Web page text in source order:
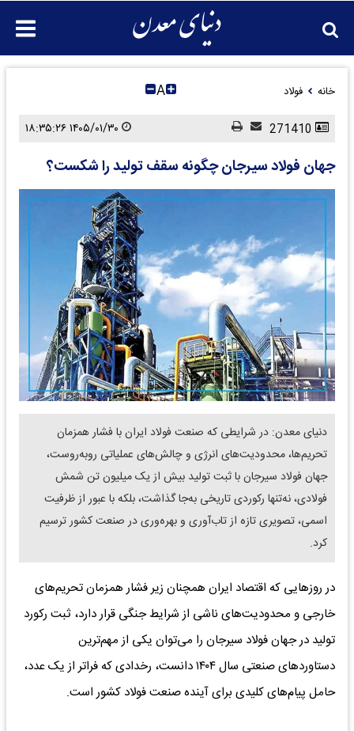
خانه فولاد A
جهان فولاد سیرجان چگونه سقف تولید را شکست؟
دنیای معدن: در شرایطی که صنعت فولاد ایران با فشار همزمان
تحریم‌ها، محدودیت‌های انرژی و چالش‌های عملیاتی روبه‌روست،
جهان فولاد سیرجان با ثبت تولید بیش از یک میلیون تن شمش
فولادی، نه‌تنها رکوردی تاریخی به‌جا گذاشت، بلکه با عبور از ظرفیت
اسمی، تصویری تازه از تاب‌آوری و بهره‌وری در صنعت کشور ترسیم
کرد.
در روزهایی که اقتصاد ایران همچنان زیر فشار همزمان تحریم‌های
خارجی و محدودیت‌های ناشی از شرایط جنگی قرار دارد، ثبت رکورد
تولید در جهان فولاد سیرجان را می‌توان یکی از مهم‌ترین
دستاوردهای صنعتی سال ۱۴۰۴ دانست، رخدادی که فراتر از یک عدد،
حامل پیام‌های کلیدی برای آینده صنعت فولاد کشور است.